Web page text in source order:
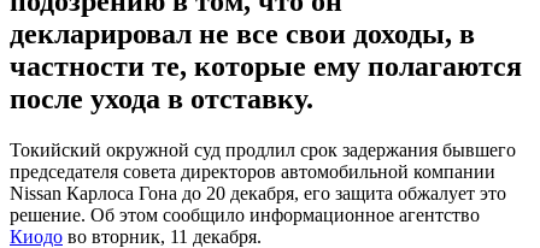
декларировал не все свои доходы, в
частности те, которые ему полагаются
после ухода в отставку.
Токийский окружной суд продлил срок задержания бывшего
председателя совета директоров автомобильной компании
Nissan Карлоса Гона до 20 декабря, его защита обжалует это
решение. Об этом сообщило информационное агентство
Киодо во вторник, 11 декабря.